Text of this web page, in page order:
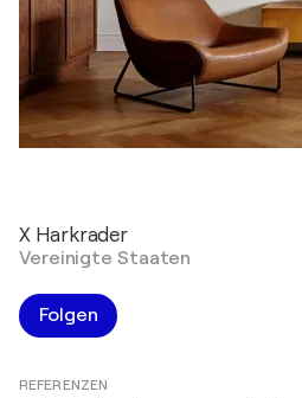
X Harkrader
Vereinigte Staaten
Folgen
REFERENZEN